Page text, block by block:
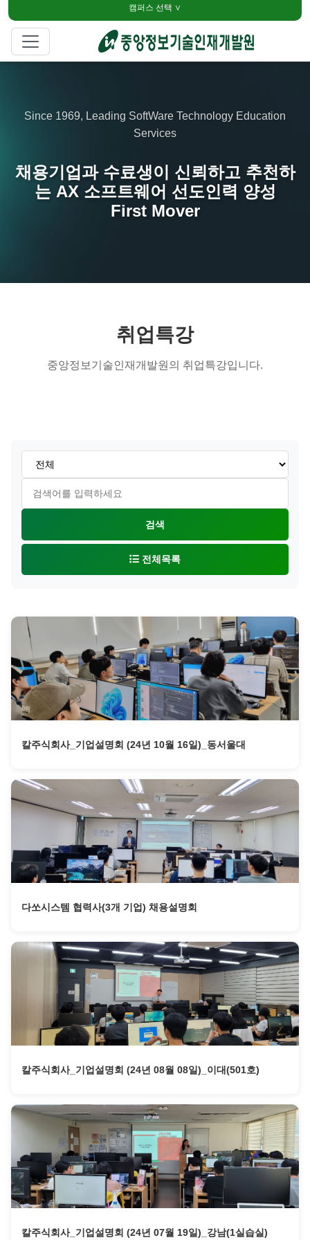
캠퍼스 선택 ∨
Since 1969, Leading SoftWare Technology Education
Services
채용기업과 수료생이 신뢰하고 추천하
는 AX 소프트웨어 선도인력 양성
First Mover
취업특강
중앙정보기술인재개발원의 취업특강입니다.
검색
전체목록
칼주식회사_기업설명회 (24년 10월 16일)_동서울대
다쏘시스템 협력사(3개 기업) 채용설명회
칼주식회사_기업설명회 (24년 08월 08일)_이대(501호)
칼주식회사_기업설명회 (24년 07월 19일)_강남(1실습실)